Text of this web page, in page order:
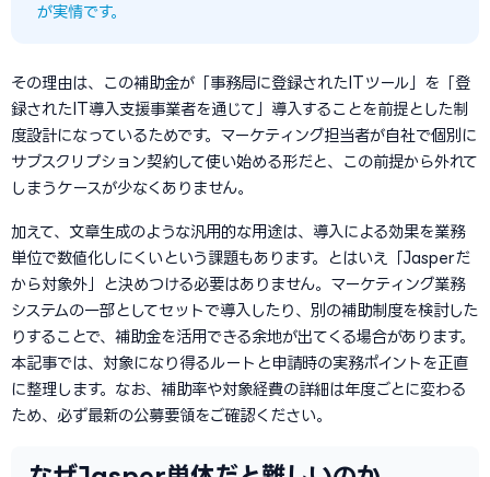
が実情です。
その理由は、この補助金が「事務局に登録されたITツール」を「登
録されたIT導入支援事業者を通じて」導入することを前提とした制
度設計になっているためです。マーケティング担当者が自社で個別に
サブスクリプション契約して使い始める形だと、この前提から外れて
しまうケースが少なくありません。
加えて、文章生成のような汎用的な用途は、導入による効果を業務
単位で数値化しにくいという課題もあります。とはいえ「Jasperだ
から対象外」と決めつける必要はありません。マーケティング業務
システムの一部としてセットで導入したり、別の補助制度を検討した
りすることで、補助金を活用できる余地が出てくる場合があります。
本記事では、対象になり得るルートと申請時の実務ポイントを正直
に整理します。なお、補助率や対象経費の詳細は年度ごとに変わる
ため、必ず最新の公募要領をご確認ください。